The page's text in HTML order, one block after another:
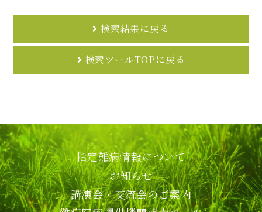
検索結果に戻る
検索ツールTOPに戻る
指定難病情報について
お知らせ
講演会・交流会のご案内